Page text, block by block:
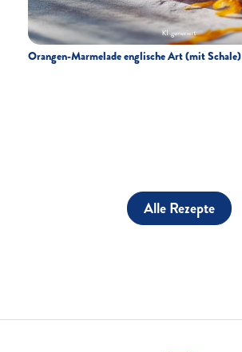
Orangen-Marmelade englische Art (mit Schale)
Alle Rezepte